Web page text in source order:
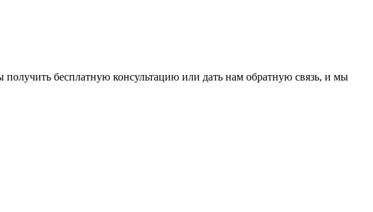
бесплатную консультацию или дать нам обратную связь, и мы